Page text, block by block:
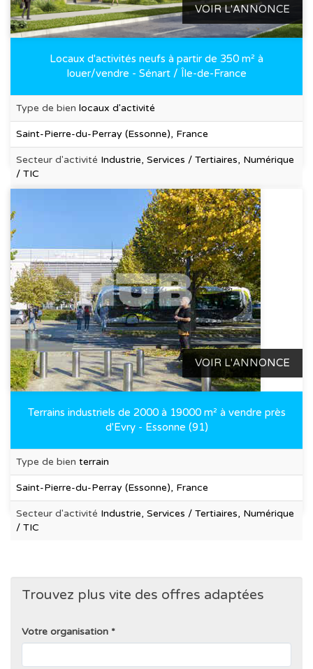
VOIR L'ANNONCE
Locaux d'activités neufs à partir de 350 m² à
louer/vendre - Sénart / Île-de-France
Type de bien locaux d'activité
Saint-Pierre-du-Perray (Essonne), France
Secteur d'activité Industrie, Services / Tertiaires, Numérique
/ TIC
VOIR L'ANNONCE
Terrains industriels de 2000 à 19000 m² à vendre près
d'Evry - Essonne (91)
Type de bien terrain
Saint-Pierre-du-Perray (Essonne), France
Secteur d'activité Industrie, Services / Tertiaires, Numérique
/ TIC
Trouvez plus vite des offres adaptées
Votre organisation